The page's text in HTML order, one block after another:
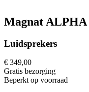
Magnat
Luidsprekers
€ 349,00
Gratis bezorging
Beperkt op voorraad